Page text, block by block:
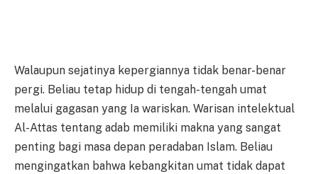
Walaupun sejatinya kepergiannya tidak benar-benar
pergi. Beliau tetap hidup di tengah-tengah umat
melalui gagasan yang Ia wariskan. Warisan intelektual
Al-Attas tentang adab memiliki makna yang sangat
penting bagi masa depan peradaban Islam. Beliau
mengingatkan bahwa kebangkitan umat tidak dapat